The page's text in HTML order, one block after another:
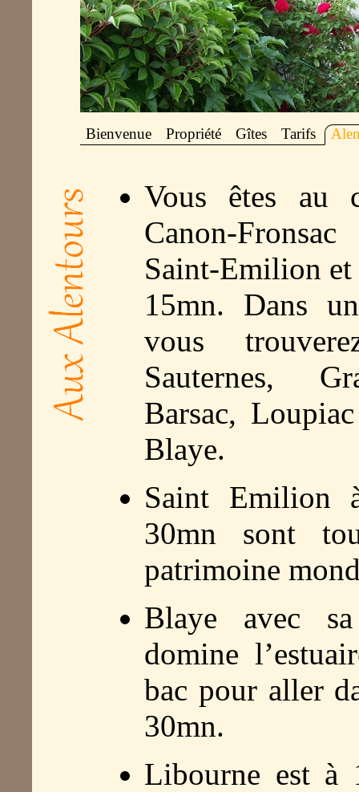
Bienvenue Propriété Gîtes Tarifs
Vous êtes au
Canon-
Saint-Emilion et
15mn. Dans
vous
Sauternes,
Barsac,
Blaye.
Saint Emilion
30mn sont
patrimoine
Blaye avec
domine
bac pour aller
30mn.
Libourne est à